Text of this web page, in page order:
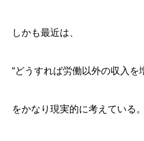
しかも最近は、
“どうすれば労働以外の収入を
をかなり現実的に考えている。